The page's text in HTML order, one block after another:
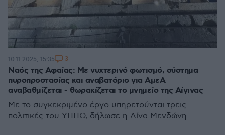
Ναός της Αφαίας: Με νυχτερινό φωτισμό, σύστημα
πυροπροστασίας και αναβατόριο για ΑμεΑ
αναβαθμίζεται - θωρακίζεται το μνημείο της Αίγινας
Με το συγκεκριμένο έργο υπηρετούνται τρεις
πολιτικές του ΥΠΠΟ, δήλωσε η Λίνα Μενδώνη
10.11.2025, 15:35 3